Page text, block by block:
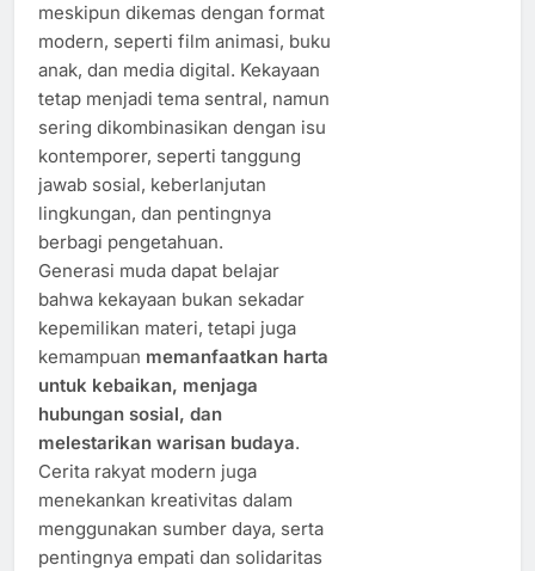
meskipun dikemas dengan format
modern, seperti film animasi, buku
anak, dan media digital. Kekayaan
tetap menjadi tema sentral, namun
sering dikombinasikan dengan isu
kontemporer, seperti tanggung
jawab sosial, keberlanjutan
lingkungan, dan pentingnya
berbagi pengetahuan.
Generasi muda dapat belajar
bahwa kekayaan bukan sekadar
kepemilikan materi, tetapi juga
kemampuan memanfaatkan harta
untuk kebaikan, menjaga
hubungan sosial, dan
melestarikan warisan budaya.
Cerita rakyat modern juga
menekankan kreativitas dalam
menggunakan sumber daya, serta
pentingnya empati dan solidaritas